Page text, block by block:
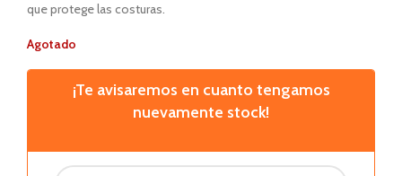
que protege las costuras.
Agotado
¡Te avisaremos en cuanto tengamos
nuevamente stock!